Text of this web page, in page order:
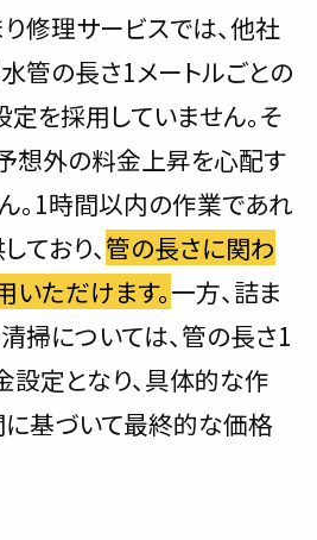
修理サービスでは、他社
水管の長さ1メートルごとの
定を採用していません。そ
想外の料金上昇を心配す
。1時間以内の作業であれ
ており、管の長さに関わ
いただけます。一方、詰ま
掃については、管の長さ1
設定となり、具体的な作
基づいて最終的な価格